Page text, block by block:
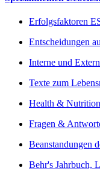
Erfolgsfaktoren
Entscheidungen
Interne und
Texte zum
Health &
Fragen &
Beanstandungen
Behr's Jahrbuch,